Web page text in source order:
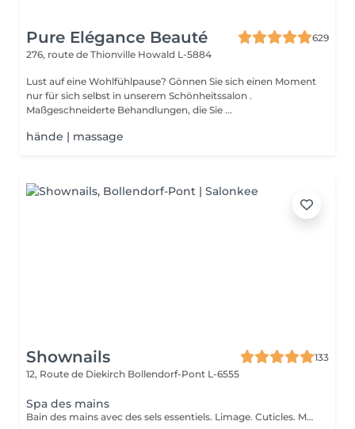
Pure Elégance Beauté
629
276, route de Thionville Howald L-5884
Lust auf eine Wohlfühlpause? Gönnen Sie sich einen Moment
nur für sich selbst in unserem Schönheitssalon .
Maßgeschneiderte Behandlungen, die Sie ...
hände | massage
Shownails
133
12, Route de Diekirch Bollendorf-Pont L-6555
Spa des mains
Bain des mains avec des sels essentiels. Limage. Cuticles. Massage des mains